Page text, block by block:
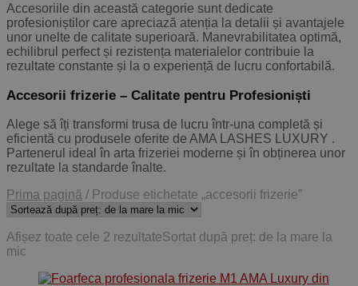
Accesoriile din această categorie sunt dedicate
profesioniștilor care apreciază atenția la detalii și avantajele
unor unelte de calitate superioară. Manevrabilitatea optimă,
echilibrul perfect și rezistența materialelor contribuie la
rezultate constante și la o experiență de lucru confortabilă.
Accesorii frizerie – Calitate pentru Profesioniști
Alege să îți transformi trusa de lucru într-una completă și
eficientă cu produsele oferite de AMA LASHES LUXURY .
Partenerul ideal în arta frizeriei moderne și în obținerea unor
rezultate la standarde înalte.
Prima pagină / Produse etichetate „accesorii frizerie”
Afișez toate cele 2 rezultateSortat după preț: de la mare la
mic